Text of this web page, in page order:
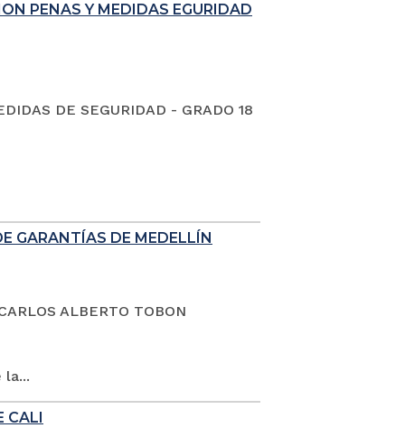
PENAS Y MEDIDAS EGURIDAD
DE SEGURIDAD - GRADO 18
GARANTÍAS DE MEDELLÍN
ALBERTO TOBON
la...
CALI